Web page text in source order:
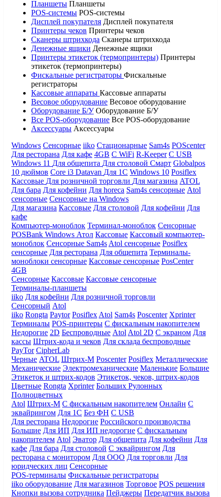
Планшеты Планшеты
POS-системы POS-системы
Дисплей покупателя Дисплей покупателя
Принтеры чеков Принтеры чеков
Сканеры штрихкода Сканеры штрихкода
Денежные ящики Денежные ящики
Принтеры этикеток (термопринтеры) Принтеры
этикеток (термопринтеры)
Фискальные регистраторы Фискальные
регистраторы
Кассовые аппараты Кассовые аппараты
Весовое оборудование Весовое оборудование
Оборудование Б/У Оборудование Б/У
Все POS-оборудование Все POS-оборудование
Аксессуары Аксессуары
Windows Сенсорные iiko Стационарные Sam4s POScenter
Для ресторана Для кафе 4GB С WiFi R-Keeper С USB
Windows 11 Для общепита Для столовой Смарт Globalpos
10 дюймов Core i3 Datavan Для 1С Windows 10 Posiflex
Кассовые Для розничной торговли Для магазина ATOL
Для бара Для кофейни Для horeca Sam4s сенсорные Atol
сенсорные Сенсорные на Windows
Для магазина Кассовые Для столовой Для кофейни Для
кафе
Компьютер-моноблок Терминал-моноблок Сенсорные
POSBank Windows Атол Кассовые Кассовый компьютер-
моноблок Сенсорные Sam4s Atol сенсорные Posiflex
сенсорные Для ресторана Для общепита Терминалы-
моноблоки сенсорные Кассовые сенсорные PosCenter
4GB
Сенсорные Кассовые Кассовые сенсорные
Терминалы-планшеты
iiko Для кофейни Для розничной торговли
Сенсорный Atol
iiko Rongta Paytor Posiflex Atol Sam4s Poscenter Xprinter
Терминалы POS-принтеры С фискальным накопителем
Недорогие 2D Беспроводные Atol Atol 2D С экраном Для
кассы Штрих-кода и чеков Для склада беспроводные
PayTor CipherLab
Черные ATOL Штрих-М Poscenter Posiflex Металлические
Механические Электромеханические Маленькие Большие
Этикеток и штрих-кодов Этикеток, чеков, штрих-кодов
Цветные Rongta Xprinter Больших Рулонных
Полноцветных
Atol Штрих-М С фискальным накопителем Онлайн С
эквайрингом Для 1С Без ФН С USB
Для ресторана Недорогие Российского производства
Большие Для ИП Для ИП недорогие С фискальным
накопителем Atol Эватор Для общепита Для кофейни Для
кафе Для бара Для столовой С эквайрингом Для
ресторана с монитором Для ООО Для торговли Для
юридческих лиц Сенсорные
POS-терминалы Фискальные регистраторы
iiko оборудование Для магазинов Торговое POS решения
Кнопки вызова сотрудника Пейджеры Передатчик вызова